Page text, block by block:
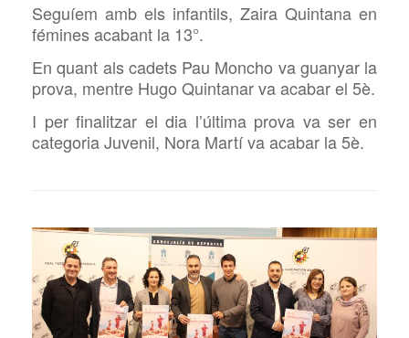
Seguíem amb els infantils, Zaira Quintana en
fémines acabant la 13°.
En quant als cadets Pau Moncho va guanyar la
prova, mentre Hugo Quintanar va acabar el 5è.
I per finalitzar el dia l’última prova va ser en
categoria Juvenil, Nora Martí va acabar la 5è.